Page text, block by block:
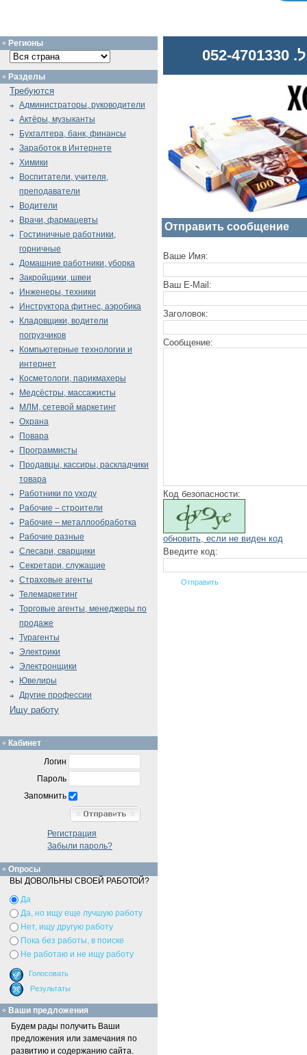
Отправить сообщение
Ваше Имя:
Ваш E-Mail:
Заголовок:
Сообщение:
Код безопасности:
обновить, если не виден код
Введите код:
Регионы
Разделы
Требуются
Администраторы, руководители
Актёры, музыканты
Бухгалтера, банк, финансы
Заработок в Интернете
Химики
Воспитатели, учителя,
преподаватели
Водители
Врачи, фармацевты
Гостиничные работники,
горничные
Домашние работники, уборка
Закройщики, швеи
Инженеры, техники
Инструктора фитнес, аэробика
Кладовщики, водители
погрузчиков
Компьютерные технологии и
интернет
Косметологи, парикмахеры
Медсёстры, массажисты
МЛМ, сетевой маркетинг
Охрана
Повара
Программисты
Продавцы, кассиры, раскладчики
товара
Работники по уходу
Рабочие – строители
Рабочие – металлообработка
Рабочие разные
Слесари, сварщики
Секретари, служащие
Страховые агенты
Телемаркетинг
Торговые агенты, менеджеры по
продаже
Турагенты
Электрики
Электронщики
Ювелиры
Другие профессии
Ищу работу
Кабинет
Логин
Пароль
Запомнить
Регистрация
Забыли пароль?
Опросы
ВЫ ДОВОЛЬНЫ СВОЕЙ РАБОТОЙ?
Да
Да, но ищу еще лучшую работу
Нет, ищу другую работу
Пока без работы, в поиске
Не работаю и не ищу работу
Ваши предложения
Будем рады получить Ваши
предложения или замечания по
развитию и содержанию сайта.